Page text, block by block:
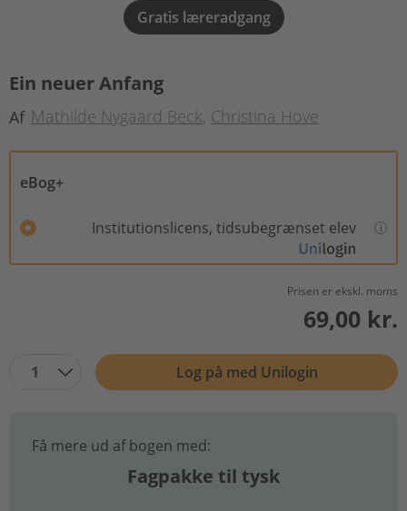
Gratis læreradgang
Ein neuer Anfang
Af Mathilde Nygaard Beck Christina Hove
eBog+
Institutionslicens, tidsubegrænset elev
Prisen er ekskl. moms
69,00 kr.
1 Log på med Unilogin
Få mere ud af bogen med:
Fagpakke til tysk